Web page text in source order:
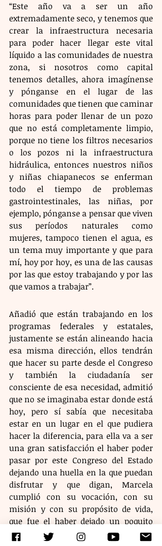
“Este año va a ser un año
extremadamente seco, y tenemos que
crear la infraestructura necesaria
para poder hacer llegar este vital
líquido a las comunidades de nuestra
zona, si nosotros como capital
tenemos detalles, ahora imagínense
y pónganse en el lugar de las
comunidades que tienen que caminar
horas para poder llenar de un pozo
que no está completamente limpio,
porque no tiene los filtros necesarios
o los pozos ni la infraestructura
hidráulica, entonces nuestros niños
y niñas chiapanecos se enferman
todo el tiempo de problemas
gastrointestinales, las niñas, por
ejemplo, pónganse a pensar que viven
sus períodos naturales como
mujeres, tampoco tienen el agua, es
un tema muy importante y que para
mí, hoy por hoy, es una de las causas
por las que estoy trabajando y por las
que vamos a trabajar”.
Añadió que están trabajando en los
programas federales y estatales,
justamente se están alineando hacia
esa misma dirección, ellos tendrán
que hacer su parte desde el Congreso
y también la ciudadanía ser
consciente de esa necesidad, admitió
que no se imaginaba estar donde está
hoy, pero sí sabía que necesitaba
estar en un lugar en el que pudiera
hacer la diferencia, para ella va a ser
una gran satisfacción el haber poder
pasar por este Congreso del Estado
dejando una huella en la que puedan
disfrutar y que digan, Marcela
cumplió con su vocación, con su
misión y con su propósito de vida,
que fue el haber dejado un poquito
mejor su estado o el lugar en donde